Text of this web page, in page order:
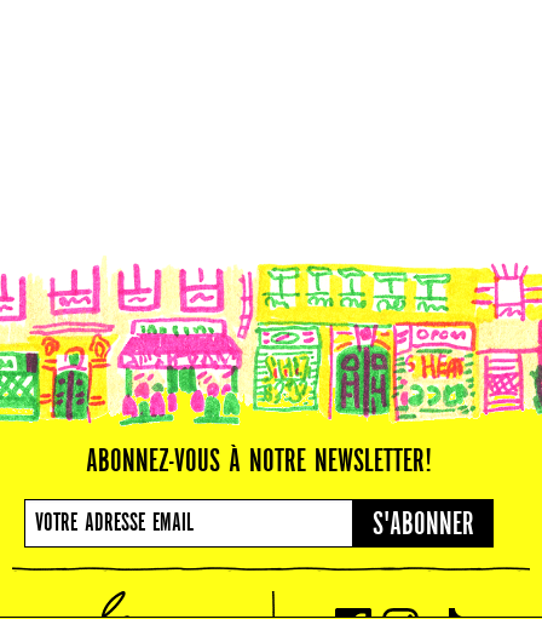
ABONNEZ-VOUS À NOTRE NEWSLETTER!
S'ABONNER